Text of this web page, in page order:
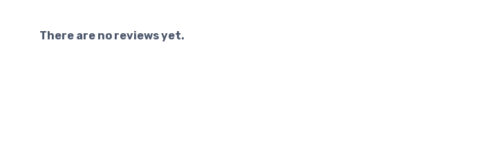
There are no reviews yet.